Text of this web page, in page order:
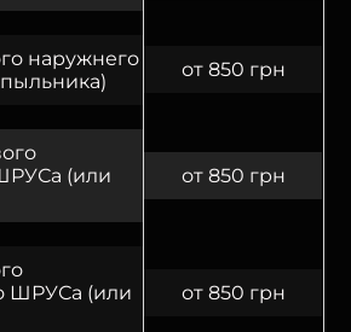
наружнего
от 850 грн
(или
от 850 грн
ШРУСа (или
от 850 грн